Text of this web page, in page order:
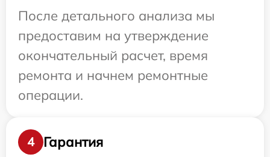
После детального анализа мы
предоставим на утверждение
окончательный расчет, время
ремонта и начнем ремонтные
операции.
4
Гарантия